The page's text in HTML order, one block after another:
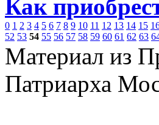
Как
0 1 2 3 4 5 6 7 8 9 10 11 12 13 14 15
52 53 54 55 56 57 58 59 60 61 62 63
Материал из
Патриарха